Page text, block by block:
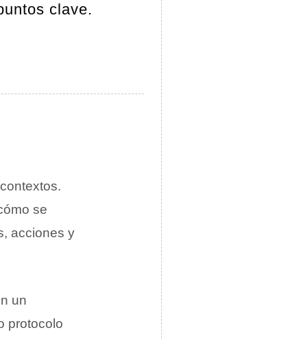
clave.
se
acciones y
un
protocolo